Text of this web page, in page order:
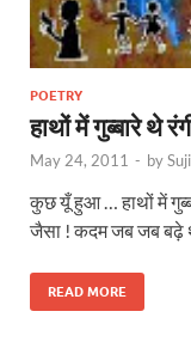
POETRY
हाथों में गुब्बारे थे
May 24, 2011 - by
कुछ यूँ हुआ … हाथों में
जैसा ! कदम जब जब बढ़े थे
READ MORE